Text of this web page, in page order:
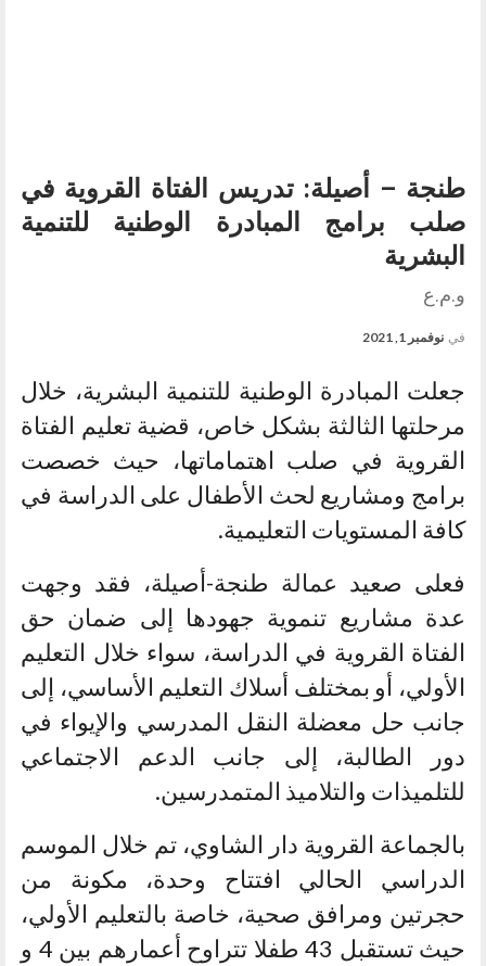
طنجة – أصيلة: تدريس الفتاة القروية في
صلب برامج المبادرة الوطنية للتنمية
البشرية
و.م.ع
في نوفمبر 1, 2021
جعلت المبادرة الوطنية للتنمية البشرية، خلال
مرحلتها الثالثة بشكل خاص، قضية تعليم الفتاة
القروية في صلب اهتماماتها، حيث خصصت
برامج ومشاريع لحث الأطفال على الدراسة في
كافة المستويات التعليمية.
فعلى صعيد عمالة طنجة-أصيلة، فقد وجهت
عدة مشاريع تنموية جهودها إلى ضمان حق
الفتاة القروية في الدراسة، سواء خلال التعليم
الأولي، أو بمختلف أسلاك التعليم الأساسي، إلى
جانب حل معضلة النقل المدرسي والإيواء في
دور الطالبة، إلى جانب الدعم الاجتماعي
للتلميذات والتلاميذ المتمدرسين.
بالجماعة القروية دار الشاوي، تم خلال الموسم
الدراسي الحالي افتتاح وحدة، مكونة من
حجرتين ومرافق صحية، خاصة بالتعليم الأولي،
حيث تستقبل 43 طفلا تتراوح أعمارهم بين 4 و